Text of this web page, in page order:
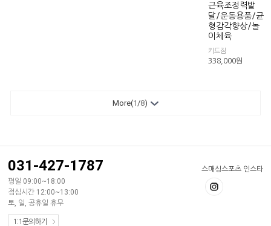
근육조정력발
달/운동용품/균
형감각향상/놀
이체육
키드짐
338,000원
More(1 /8)
스매싱스포츠 인스타
031-427-1787
평일 09:00~18:00
점심시간 12:00~13:00
토, 일, 공휴일 휴무
1:1문의하기